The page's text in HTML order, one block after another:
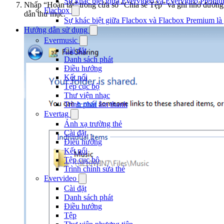
Flacbox
Sự khác biệt giữa Flacbox và Flacbox Premium là
Hướng dẫn sử dụng
Evermusic
Cài đặt
Danh sách phát
Điều hướng
Kết nối
Tệp cục bộ
Thư viện nhạc
Trình phát âm thanh
Evertag
Ánh xạ trường thẻ
Cài đặt
Điều hướng
Kết nối
Tệp cục bộ
Trình chỉnh sửa thẻ
Evervideo
Cài đặt
Danh sách phát
Điều hướng
Tệp
Nhấp “Hoàn tất” trong cửa sổ “Chia sẻ Tệp” và ghi nhớ đường
dẫn thư mục.